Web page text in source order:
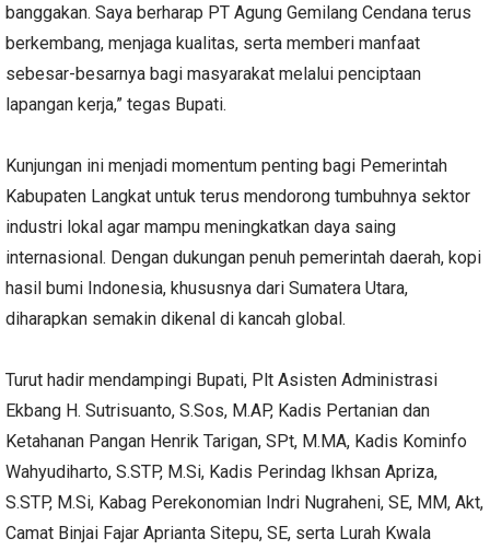
banggakan. Saya berharap PT Agung Gemilang Cendana terus
berkembang, menjaga kualitas, serta memberi manfaat
sebesar-besarnya bagi masyarakat melalui penciptaan
lapangan kerja,” tegas Bupati.
Kunjungan ini menjadi momentum penting bagi Pemerintah
Kabupaten Langkat untuk terus mendorong tumbuhnya sektor
industri lokal agar mampu meningkatkan daya saing
internasional. Dengan dukungan penuh pemerintah daerah, kopi
hasil bumi Indonesia, khususnya dari Sumatera Utara,
diharapkan semakin dikenal di kancah global.
Turut hadir mendampingi Bupati, Plt Asisten Administrasi
Ekbang H. Sutrisuanto, S.Sos, M.AP, Kadis Pertanian dan
Ketahanan Pangan Henrik Tarigan, SPt, M.MA, Kadis Kominfo
Wahyudiharto, S.STP, M.Si, Kadis Perindag Ikhsan Apriza,
S.STP, M.Si, Kabag Perekonomian Indri Nugraheni, SE, MM, Akt,
Camat Binjai Fajar Aprianta Sitepu, SE, serta Lurah Kwala